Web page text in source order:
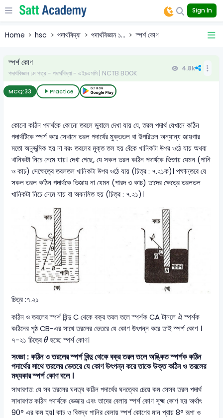
Sign In
Home hsc পদার্থবিদ্যা পদার্থবিজ্ঞান ১... স্পর্শ কোণ
স্পর্শ কোণ
পদার্থবিজ্ঞান ১ম পত্র - পদার্থবিদ্যা - এইচএসসি | NCTB BOOK
4.8k
MCQ:33 Practice
কোনো কঠিন পদার্থকে কোনো তরলে ডুবালে দেখা যায় যে, তরল পদার্থ যেখানে কঠিন
পদার্থটিকে স্পর্শ করে সেখানে তরল পদার্থের মুক্ততল বা উপরিতল অন্যান্য জায়গার
মতো অনুভূমিক হয় না বরং তরলের মুক্ত তল হয় বেঁকে খানিকটা উপর ওঠে যায় অথবা
খানিকটা নিচে নেমে যায়। দেখা গেছে, যে সকল তরল কঠিন পদার্থকে ভিজায় যেমন (পানি
ও কাচ) সেক্ষেত্রে তরলতল খানিকটা উপর ওঠে যায় (চিত্র : ৭.২১ক)। পক্ষান্তরে যে
সকল তরল কঠিন পদার্থকে ভিজায় না যেমন (পারদ ও কাচ) তাদের ক্ষেত্রে তরলতল
খানিকটা নিচে নেমে যায় বা অবনমিত হয় (চিত্র : ৭.২১)।
চিত্র :৭.২১
কঠিন ও তরলের স্পর্শ বিন্দু C থেকে বক্র তরল তলে স্পর্শক CA টানলে ঐ স্পর্শক
কঠিনের পৃষ্ঠ CB-এর সাথে তরলের ভেতরে যে কোণ উৎপন্ন করে তাই স্পর্শ কোণ ।
৭-২১ চিত্রেθ
θহচ্ছে স্পর্শ কোণ।
সংজ্ঞা : কঠিন ও তরলের স্পর্শ বিন্দু থেকে বক্র তরল তলে অঙ্কিত স্পর্শক কঠিন
পদার্থের সাথে তরলের ভেতরে যে কোণ উৎপন্ন করে তাকে উক্ত কঠিন ও তরলের
মধ্যকার স্পর্শ কোণ বলে ।
সাধারণত: যে সব তরলের ঘনত্ব কঠিন পদার্থের ঘনত্বের চেয়ে কম সেসব তরল পদার্থ
সাধারণত কঠিন পদার্থকে ভেজায় এবং তাদের বেলায় স্পর্শ কোণ সূক্ষ্ম কোণ হয় অর্থাৎ
90° এর কম হয়। কাচ ও বিশুদ্ধ পানির বেলায় স্পর্শ কোণের মান প্রায় 8° রূপা ও